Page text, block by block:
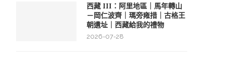
西藏 III：阿里地區｜馬年轉山
－岡仁波齊｜瑪旁雍措｜古格王
朝遺址｜西藏給我的禮物
2026-07-28